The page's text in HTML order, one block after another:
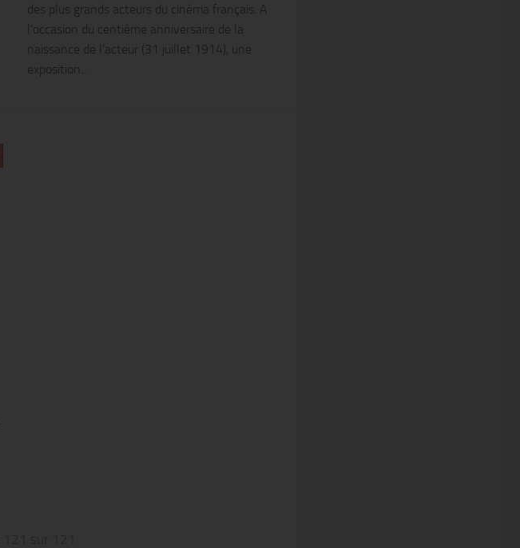
des plus grands acteurs du cinéma français. A
l‘occasion du centième anniversaire de la
naissance de l’acteur (31 juillet 1914), une
exposition...